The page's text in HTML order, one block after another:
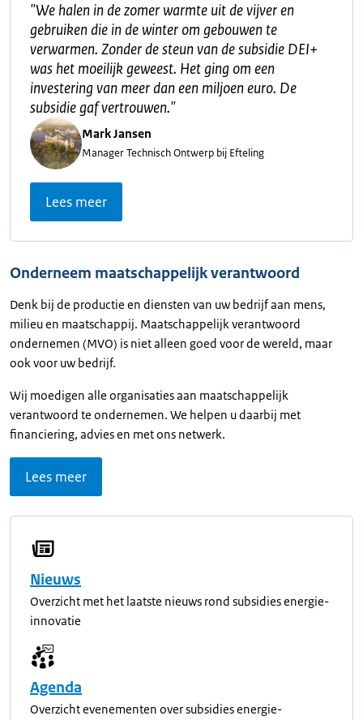
"We halen in de zomer warmte uit de vijver en
gebruiken die in de winter om gebouwen te
verwarmen. Zonder de steun van de subsidie DEI+
was het moeilijk geweest. Het ging om een
investering van meer dan een miljoen euro. De
subsidie gaf vertrouwen."
Mark Jansen
Manager Technisch Ontwerp bij Efteling
Lees meer
Onderneem maatschappelijk verantwoord
Denk bij de productie en diensten van uw bedrijf aan mens,
milieu en maatschappij. Maatschappelijk verantwoord
ondernemen (MVO) is niet alleen goed voor de wereld, maar
ook voor uw bedrijf.
Wij moedigen alle organisaties aan maatschappelijk
verantwoord te ondernemen. We helpen u daarbij met
financiering, advies en met ons netwerk.
Lees meer
Nieuws
Overzicht met het laatste nieuws rond subsidies energie-
innovatie
Agenda
Overzicht evenementen over subsidies energie-